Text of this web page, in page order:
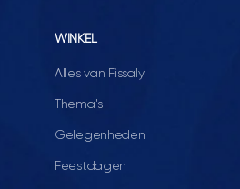
WINKEL
Alles van Fissaly
Thema's
Gelegenheden
Feestdagen